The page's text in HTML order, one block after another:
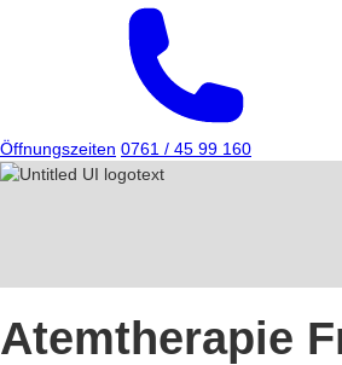
Öffnungszeiten 0761 / 45 99 160
Atemtherapie